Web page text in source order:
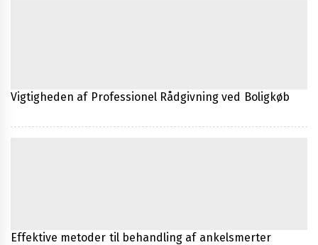
Vigtigheden af Professionel Rådgivning ved Boligkøb
Effektive metoder til behandling af ankelsmerter